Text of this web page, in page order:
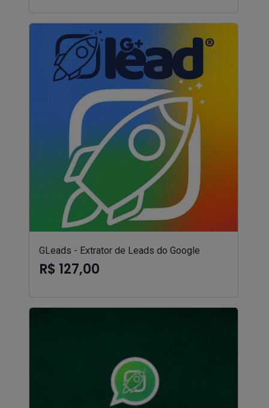
GLeads - Extrator de Leads do Google
R$ 127,00